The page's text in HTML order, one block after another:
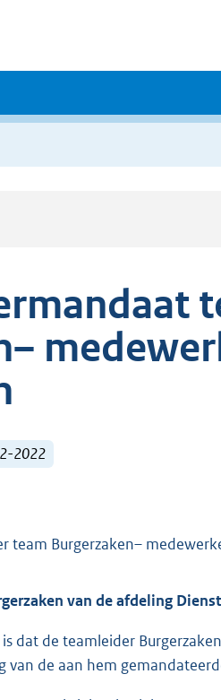
2022
team Burgerzaken–
van de afdeling
dat de teamleider
de aan hem